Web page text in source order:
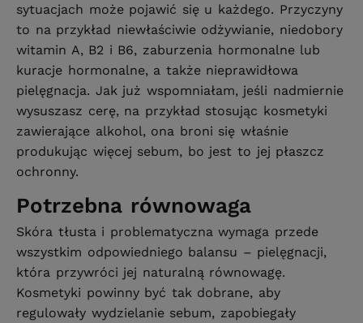
sytuacjach może pojawić się u każdego. Przyczyny
to na przykład niewłaściwie odżywianie, niedobory
witamin A, B2 i B6, zaburzenia hormonalne lub
kuracje hormonalne, a także nieprawidłowa
pielęgnacja. Jak już wspomniałam, jeśli nadmiernie
wysuszasz cerę, na przykład stosując kosmetyki
zawierające alkohol, ona broni się właśnie
produkując więcej sebum, bo jest to jej płaszcz
ochronny.
Potrzebna równowaga
Skóra tłusta i problematyczna wymaga przede
wszystkim odpowiedniego balansu – pielęgnacji,
która przywróci jej naturalną równowagę.
Kosmetyki powinny być tak dobrane, aby
regulowały wydzielanie sebum, zapobiegały